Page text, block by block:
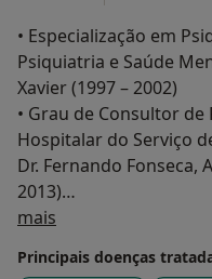
• Especialização em
Psiquiatria e Saúde
Xavier (1997 – 2002)
• Grau de Consultor
Hospitalar do Serviço
Dr. Fernando Fonseca,
2013)
• Psicoterapeuta pela
associado desde 1997
mais
Principais doenças